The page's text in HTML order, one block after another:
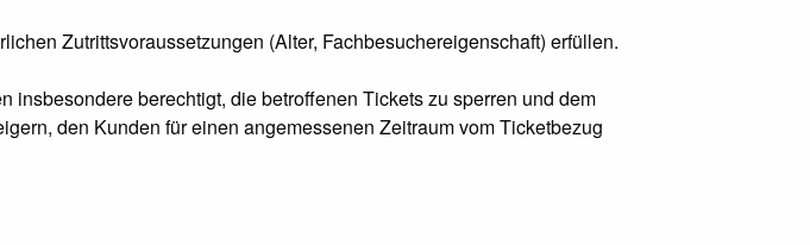
Zutrittsvoraussetzungen (Alter, Fachbesuchereigenschaft) erfüllen.
berechtigt, die betroffenen Tickets zu sperren und dem
den Kunden für einen angemessenen Zeitraum vom Ticketbezug